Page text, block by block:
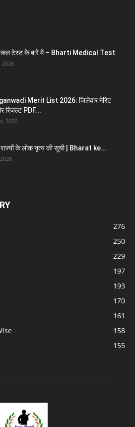
टेस्ट के बारे में – Bharti Medical Test
2026
Merit List 2026: जिलेवार मेरिट
रिजल्ट PDF...
2026
के लोक नृत्य की सूची | Bharat ke...
276
250
229
197
193
170
161
158
155